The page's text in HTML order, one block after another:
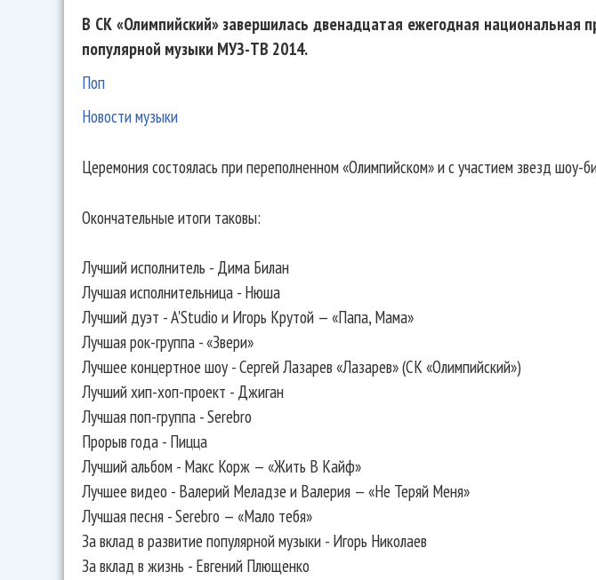
В СК «Олимпийский» завершилась двенадцатая ежегодная национальная
популярной музыки МУЗ-ТВ 2014.
Поп
Новости музыки
Церемония состоялась при переполненном «Олимпийском» и с участием звезд шоу-
Окончательные итоги таковы:
Лучший исполнитель - Дима Билан
Лучшая исполнительница - Нюша
Лучший дуэт - A'Studio и Игорь Крутой — «Папа, Мама»
Лучшая рок-группа - «Звери»
Лучшее концертное шоу - Сергей Лазарев «Лазарев» (СК «Олимпийский»)
Лучший хип-хоп-проект - Джиган
Лучшая поп-группа - Serebro
Прорыв года - Пицца
Лучший альбом - Макс Корж — «Жить В Кайф»
Лучшее видео - Валерий Меладзе и Валерия — «Не Теряй Меня»
Лучшая песня - Serebro — «Мало тебя»
За вклад в развитие популярной музыки - Игорь Николаев
За вклад в жизнь - Евгений Плющенко